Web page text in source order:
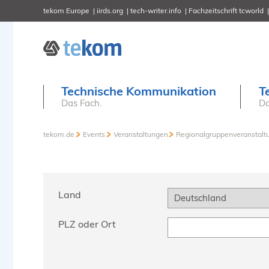
tekom Europe iirds.org tech-writer.info Fachzeitschrift tcworld
Technische Kommunikation
Das Fach.
tekom.de Events Veranstaltungen
Land
PLZ oder Ort